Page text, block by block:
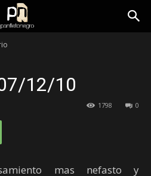
12/10
0
1798
mas nefasto y